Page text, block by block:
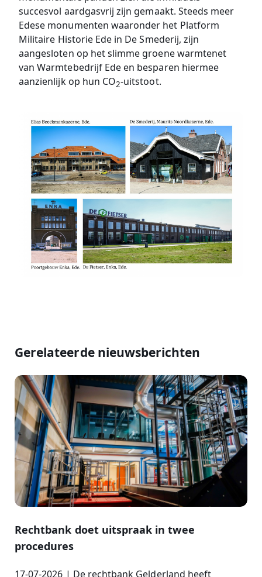
succesvol aardgasvrij zijn gemaakt. Steeds meer
Edese monumenten waaronder het Platform
Militaire Historie Ede in De Smederij, zijn
aangesloten op het slimme groene warmtenet
van Warmtebedrijf Ede en besparen hiermee
aanzienlijk op hun CO2-uitstoot.
Gerelateerde nieuwsberichten
Rechtbank doet uitspraak in twee
procedures
17-07-2026 | De rechtbank Gelderland heeft